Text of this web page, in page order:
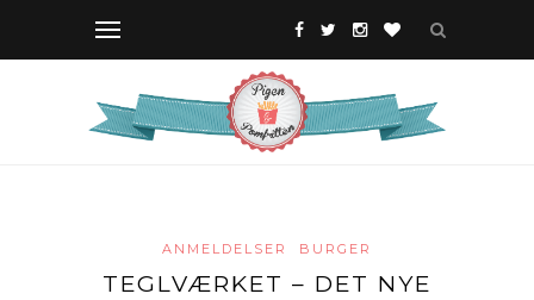
ANMELDELSER BURGER
TEGLVÆRKET – DET NYE